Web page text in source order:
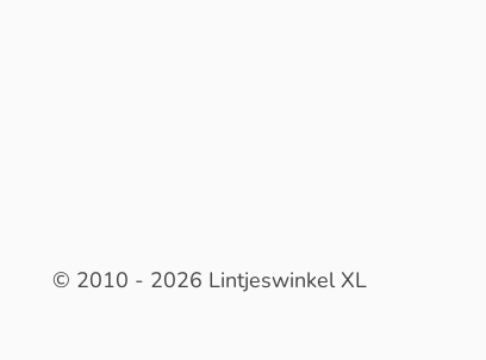
© 2010 - 2026 Lintjeswinkel XL